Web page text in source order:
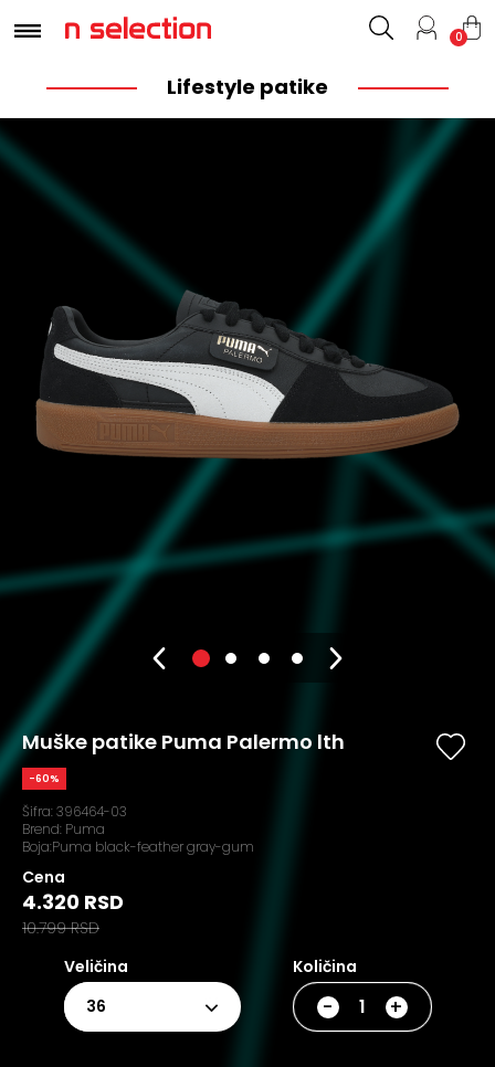
0
Lifestyle patike
Muške patike Puma Palermo lth
-60%
Šifra:396464-03
Brend: Puma
Boja:Puma black-feather gray-gum
Cena
4.320 RSD
10.799 RSD
Veličina
36
Količina
- +